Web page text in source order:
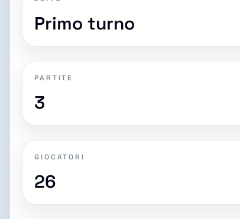
Primo turno
PARTITE
3
GIOCATORI
26